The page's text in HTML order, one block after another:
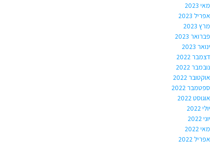
מאי 2023
אפריל 2023
מרץ 2023
פברואר 2023
ינואר 2023
דצמבר 2022
נובמבר 2022
אוקטובר 2022
ספטמבר 2022
אוגוסט 2022
יולי 2022
יוני 2022
מאי 2022
אפריל 2022